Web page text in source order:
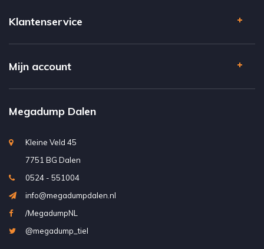
Klantenservice
Mijn account
Megadump Dalen
Kleine Veld 45
7751 BG Dalen
0524 - 551004
info@megadumpdalen.nl
/MegadumpNL
@megadump_tiel